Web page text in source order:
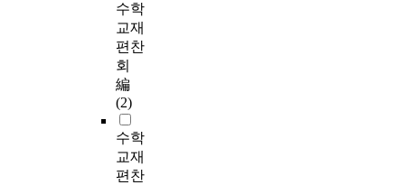
수학
교재
편찬
회
編
(2)
수학
교재
편찬